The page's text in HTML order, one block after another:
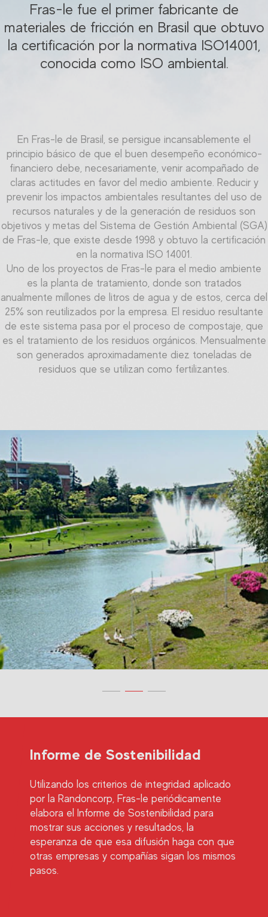
Fras-le fue el primer fabricante de
materiales de fricción en Brasil que obtuvo
la certificación por la normativa ISO14001,
conocida como ISO ambiental.
En Fras-le de Brasil, se persigue incansablemente el
principio básico de que el buen desempeño económico-
financiero debe, necesariamente, venir acompañado de
claras actitudes en favor del medio ambiente. Reducir y
prevenir los impactos ambientales resultantes del uso de
recursos naturales y de la generación de residuos son
objetivos y metas del Sistema de Gestión Ambiental (SGA)
de Fras-le, que existe desde 1998 y obtuvo la certificación
en la normativa ISO 14001.
Uno de los proyectos de Fras-le para el medio ambiente
es la planta de tratamiento, donde son tratados
anualmente millones de litros de agua y de estos, cerca del
25% son reutilizados por la empresa. El residuo resultante
de este sistema pasa por el proceso de compostaje, que
es el tratamiento de los residuos orgánicos. Mensualmente
son generados aproximadamente diez toneladas de
residuos que se utilizan como fertilizantes.
Informe de Sostenibilidad
Utilizando los criterios de integridad aplicado
por la Randoncorp, Fras-le periódicamente
elabora el Informe de Sostenibilidad para
mostrar sus acciones y resultados, la
esperanza de que esa difusión haga con que
otras empresas y compañías sigan los mismos
pasos.